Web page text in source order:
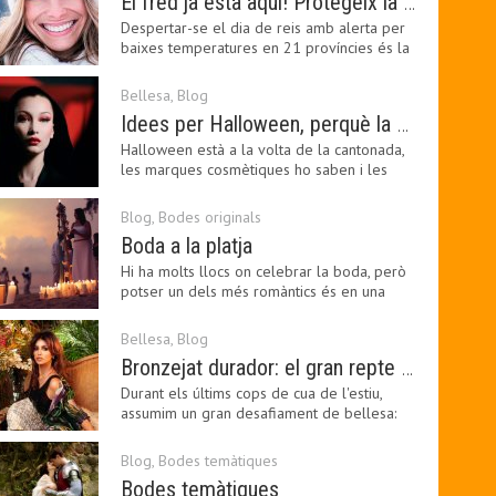
Despertar-se el dia de reis amb alerta per
baixes temperatures en 21 províncies és la
Bellesa, Blog
Idees per Halloween, perquè la bellesa pot ser terrorífica
Halloween està a la volta de la cantonada,
les marques cosmètiques ho saben i les
Blog, Bodes originals
Boda a la platja
Hi ha molts llocs on celebrar la boda, però
potser un dels més romàntics és en una
Bellesa, Blog
Bronzejat durador: el gran repte beauty del final de l’estiu
Durant els últims cops de cua de l'estiu,
assumim un gran desafiament de bellesa:
Blog, Bodes temàtiques
Bodes temàtiques